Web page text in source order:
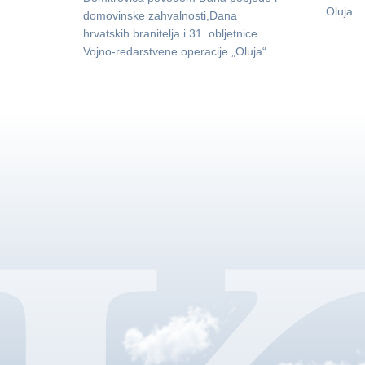
domovinske zahvalnosti,Dana
hrvatskih branitelja i 31. obljetnice
Vojno-redarstvene operacije „Oluja“
Oluja